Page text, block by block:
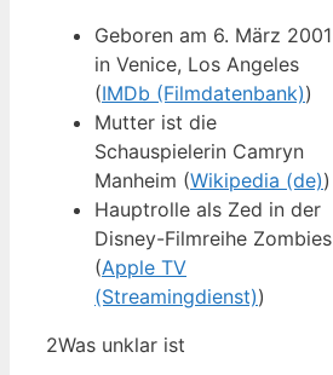
Geboren am 6. März 2001
in Venice, Los Angeles
(IMDb (Filmdatenbank))
Mutter ist die
Schauspielerin Camryn
Manheim (Wikipedia (de))
Hauptrolle als Zed in der
Disney-Filmreihe Zombies
(Apple TV
(Streamingdienst))
2Was unklar ist